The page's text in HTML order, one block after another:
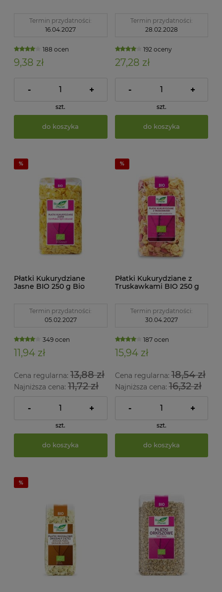
Termin przydatności:
16.04.2027
188 ocen
9,38 zł
- +
szt.
do koszyka
Termin przydatności:
28.02.2028
192 oceny
27,28 zł
- +
szt.
do koszyka
Płatki Kukurydziane
Jasne BIO 250 g Bio
Termin przydatności:
05.02.2027
349 ocen
11,94 zł
Cena regularna: 13,88 zł
Najniższa cena: 11,72 zł
- +
szt.
do koszyka
Płatki Kukurydziane z
Truskawkami BIO 250 g
Termin przydatności:
30.04.2027
187 ocen
15,94 zł
Cena regularna:18,54 zł
Najniższa cena:16,32 zł
- +
szt.
do koszyka